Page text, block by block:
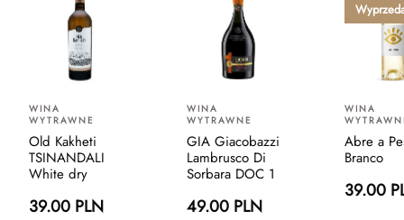
WINA
WYTRAWNE
Old Kakheti
TSINANDALI
White dry
39.00 PLN
WINA
WYTRAWNE
GIA Giacobazzi
Lambrusco Di
Sorbara DOC 1
49.00 PLN
WINA
Abre a
Branco
39.00